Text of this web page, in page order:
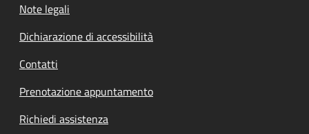
Note legali
Dichiarazione di accessibilità
Contatti
Prenotazione appuntamento
Richiedi assistenza